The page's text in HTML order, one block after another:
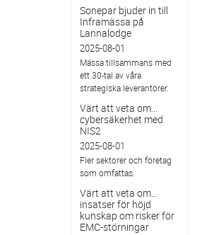
Sonepar bjuder in till
Inframässa på
Lannalodge
2025-08-01
Mässa tillsammans med
ett 30-tal av våra
strategiska leverantörer.
Värt att veta om...
cybersäkerhet med
NIS2
2025-08-01
Fler sektorer och företag
som omfattas.
Värt att veta om…
insatser för höjd
kunskap om risker för
EMC-störningar